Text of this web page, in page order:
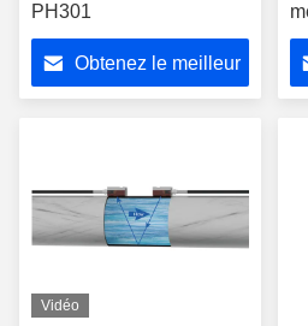
PH301
Obtenez le meilleur
Vidéo